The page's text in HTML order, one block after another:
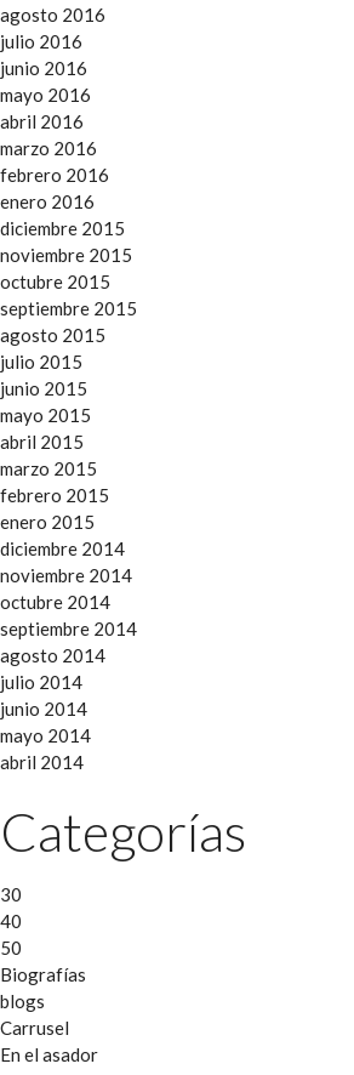
agosto 2016
julio 2016
junio 2016
mayo 2016
abril 2016
marzo 2016
febrero 2016
enero 2016
diciembre 2015
noviembre 2015
octubre 2015
septiembre 2015
agosto 2015
julio 2015
junio 2015
mayo 2015
abril 2015
marzo 2015
febrero 2015
enero 2015
diciembre 2014
noviembre 2014
octubre 2014
septiembre 2014
agosto 2014
julio 2014
junio 2014
mayo 2014
abril 2014
Categorías
30
40
50
Biografías
blogs
Carrusel
En el asador